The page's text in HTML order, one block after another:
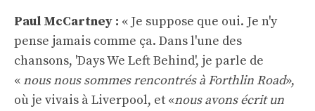
Paul McCartney : « Je suppose que oui. Je n'y
pense jamais comme ça. Dans l'une des
chansons, 'Days We Left Behind', je parle de
«nous nous sommes rencontrés à Forthlin Road»,
où je vivais à Liverpool, et «nous avons écrit un